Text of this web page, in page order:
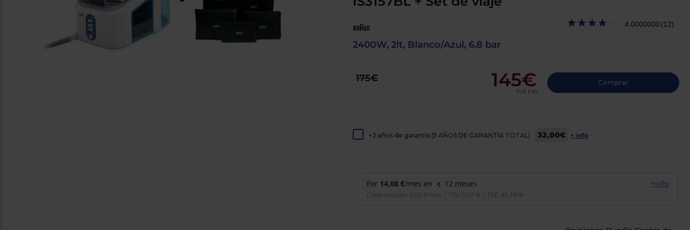
de
los
4.0000000 (12)
2400W, 2lt, Blanco/Azul, 6.8 bar
175€ 145€
IVA Incl.
Comprar
+2 años de garantía (5 AÑOS DE GARANTÍA TOTAL) 32,00€ + info